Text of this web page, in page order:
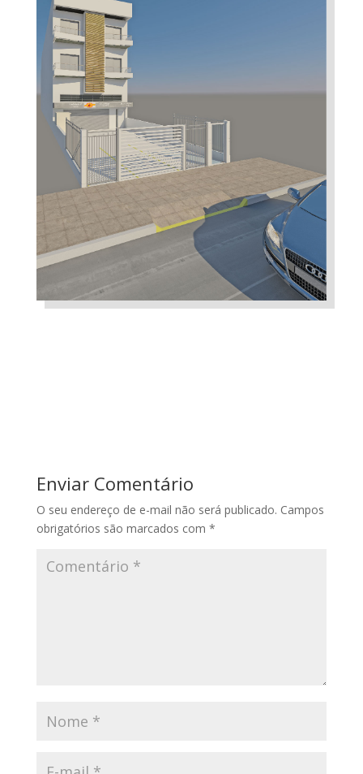
Enviar Comentário
O seu endereço de e-mail não será publicado. Campos
obrigatórios são marcados com *